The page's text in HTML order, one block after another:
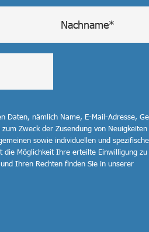
Daten, nämlich Name, E-Mail-Adresse,
Zweck der Zusendung von
sowie individuellen und
die Möglichkeit Ihre erteilte Einwilligung
Ihren Rechten finden Sie in unserer